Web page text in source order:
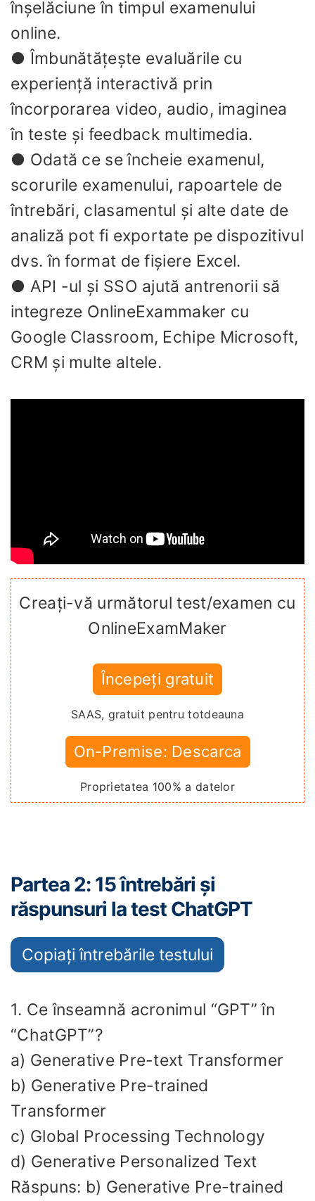
înșelăciune în timpul examenului
online.
● Îmbunătățește evaluările cu
experiență interactivă prin
încorporarea video, audio, imaginea
în teste și feedback multimedia.
● Odată ce se încheie examenul,
scorurile examenului, rapoartele de
întrebări, clasamentul și alte date de
analiză pot fi exportate pe dispozitivul
dvs. în format de fișiere Excel.
● API -ul și SSO ajută antrenorii să
integreze OnlineExammaker cu
Google Classroom, Echipe Microsoft,
CRM și multe altele.
Creați-vă următorul test/examen cu
OnlineExamMaker
Începeți gratuit
SAAS, gratuit pentru totdeauna
On-Premise: Descarca
Proprietatea 100% a datelor
Partea 2: 15 întrebări și
răspunsuri la test ChatGPT
Copiați întrebările testului
1. Ce înseamnă acronimul “GPT” în
“ChatGPT”?
a) Generative Pre-text Transformer
b) Generative Pre-trained
Transformer
c) Global Processing Technology
d) Generative Personalized Text
Răspuns: b) Generative Pre-trained